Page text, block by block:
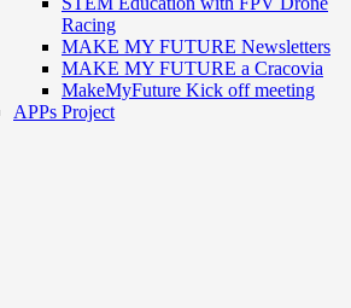
Racing
MAKE MY FUTURE Newsletters
MAKE MY FUTURE a Cracovia
MakeMyFuture Kick off meeting
APPs Project